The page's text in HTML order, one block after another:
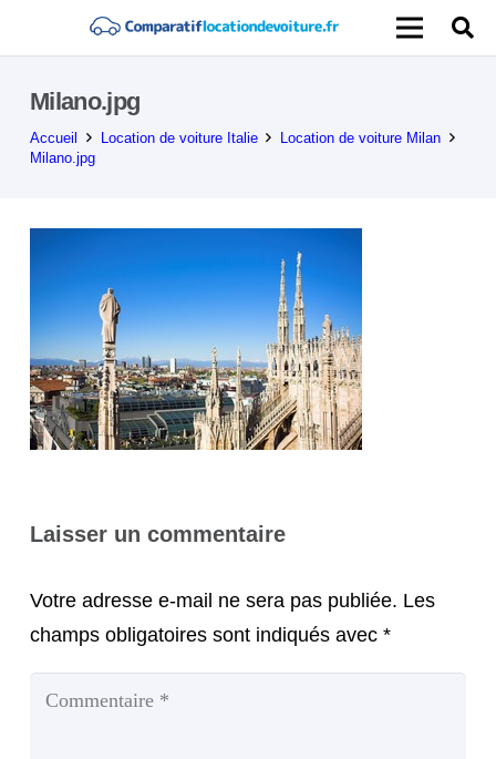
Milano.jpg
Accueil Location de voiture Italie
Location de voiture Milan
Milano.jpg
Laisser un commentaire
Votre adresse e-mail ne sera pas publiée. Les
champs obligatoires sont indiqués avec *